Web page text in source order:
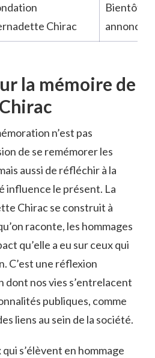
Chirac
Bientôt
annoncée
la mémoire de
n’est pas
de se remémorer les
aussi de réfléchir à la
influence le présent. La
Chirac se construit à
raconte, les hommages
qu’elle a eu sur ceux qui
C’est une réflexion
dont nos vies s’entrelacent
publiques, comme
liens au sein de la société.
s’élèvent en hommage